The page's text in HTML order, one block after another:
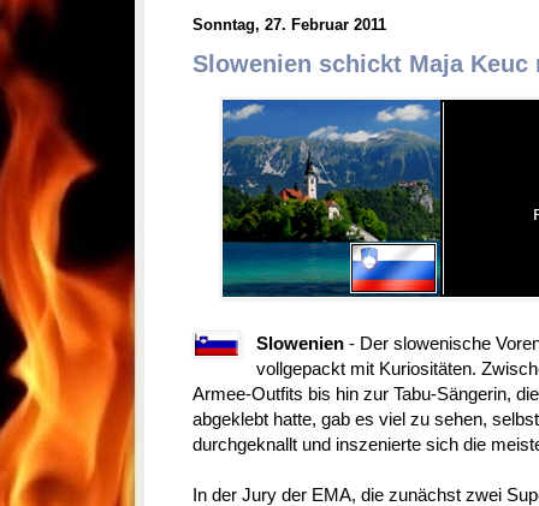
Sonntag, 27. Februar 2011
Slowenien schickt Maja Keuc
Slowenien - Der slowenische
vollgepackt mit Kuriositäten.
Armee-Outfits bis hin zur Tabu-Sängerin,
abgeklebt hatte, gab es viel zu sehen,
durchgeknallt und inszenierte sich die
In der Jury der EMA, die zunächst zwei